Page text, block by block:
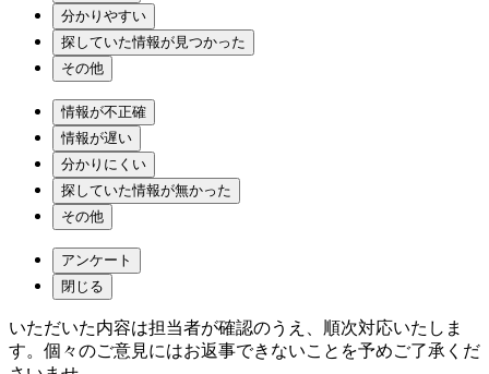
分かりやすい
探していた情報が見つかった
その他
情報が不正確
情報が遅い
分かりにくい
探していた情報が無かった
その他
アンケート
閉じる
いただいた内容は担当者が確認のうえ、順次対応いたしま
す。個々のご意見にはお返事できないことを予めご了承くだ